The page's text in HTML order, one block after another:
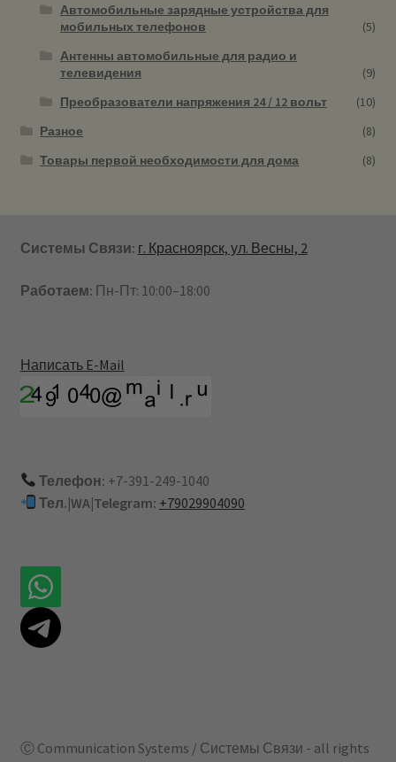
Автомобильные зарядные устройства для
мобильных телефонов
(5)
Антенны автомобильные для радио и
телевидения
(9)
Преобразователи напряжения 24 / 12 вольт
(10)
Разное
(8)
Товары первой необходимости для дома
(8)
Системы Связи: г. Красноярск, ул. Весны, 2
Работаем: Пн-Пт: 10:00–18:00
Написать E-Mail
Телефон: +7-391-249-1040
Тел.|WA|Telegram: +79029904090
Ⓒ Communication Systems / Системы Связи - all rights